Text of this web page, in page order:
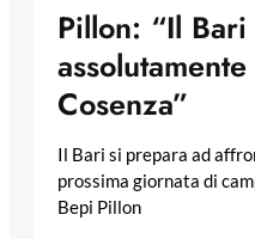
Pillon: “Il
Cosenza”
Il Bari si prepara ad
prossima giornata di
Bepi Pillon